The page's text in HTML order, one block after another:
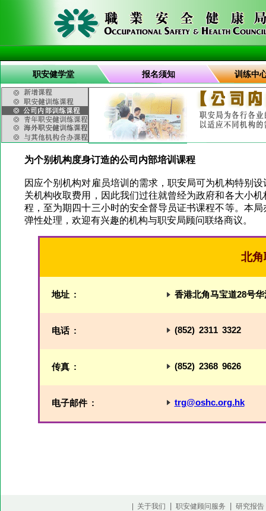
职安健学堂 报名须知 训练中
为个别机构度身订造的公司内部培训课程
因应个别机构对雇员培训的需求，职安局可为机构特别
关机构收取费用，因此我们过往就曾经为政府和各大小
程，至为期四十三小时的安全督导员证书课程不等。本
弹性处理，欢迎有兴趣的机构与职安局顾问联络商议。
北
地址 : 香港北角马宝道28号华
电话 : (852) 2311 3322
传真 : (852) 2368 9626
电子邮件 : trg@oshc.org.hk
| 关于我们 职安健顾问服务 研究报告